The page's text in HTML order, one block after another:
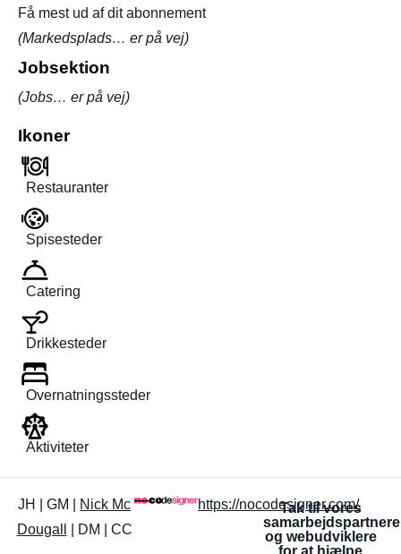
Få mest ud af dit abonnement
(Markedsplads… er på vej)
Jobsektion
(Jobs… er på vej)
Ikoner
Restauranter
Spisesteder
Catering
Drikkesteder
Overnatningssteder
Aktiviteter
Tak til vores
samarbejdspartnere
og webudviklere
for at hjælpe
https://nocodesigner.com/
JH | GM |
Nick Mc
Dougall
| DM | CC